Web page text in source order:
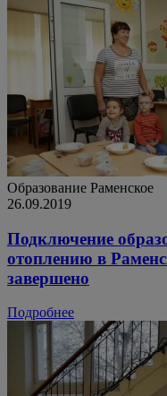
Образование Раменское
26.09.2019
Подключение
отоплению в
завершено
Подробнее